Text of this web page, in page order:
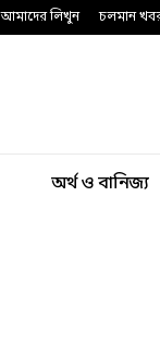
আমাদের লিখুন চলমান
অর্থ ও বানিজ্য